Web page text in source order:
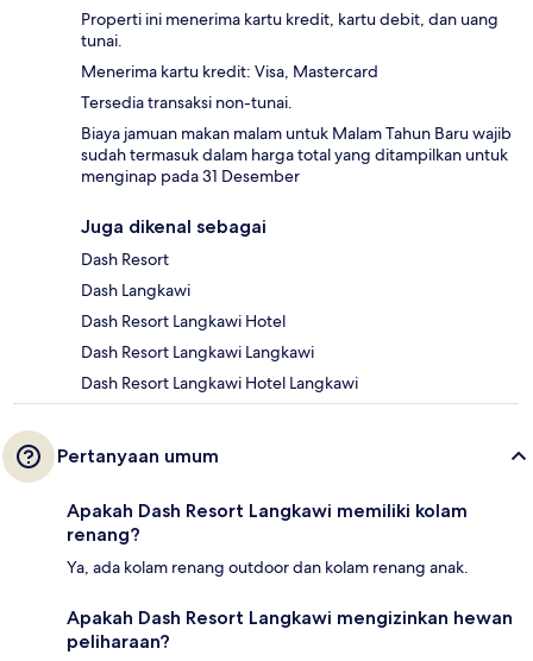
Properti ini menerima kartu kredit, kartu debit, dan uang
tunai.
Menerima kartu kredit: Visa, Mastercard
Tersedia transaksi non-tunai.
Biaya jamuan makan malam untuk Malam Tahun Baru wajib
sudah termasuk dalam harga total yang ditampilkan untuk
menginap pada 31 Desember
Juga dikenal sebagai
Dash Resort
Dash Langkawi
Dash Resort Langkawi Hotel
Dash Resort Langkawi Langkawi
Dash Resort Langkawi Hotel Langkawi
Pertanyaan umum
Apakah Dash Resort Langkawi memiliki kolam
renang?
Ya, ada kolam renang outdoor dan kolam renang anak.
Apakah Dash Resort Langkawi mengizinkan hewan
peliharaan?